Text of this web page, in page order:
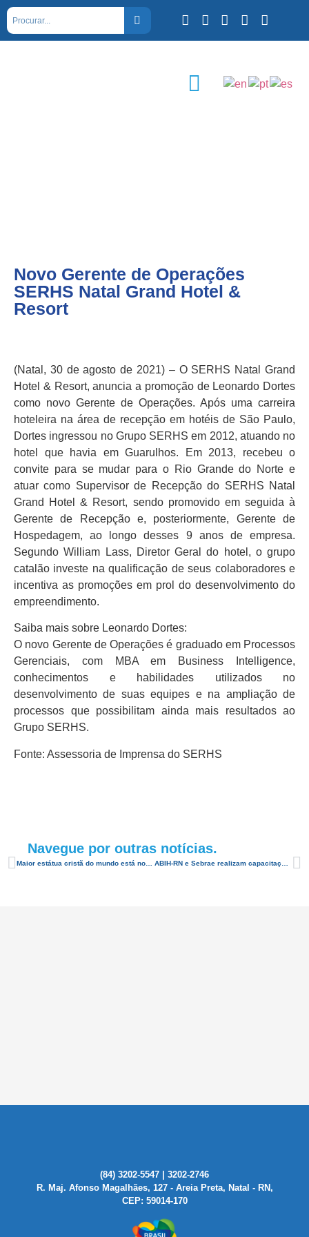
Novo Gerente de Operações
SERHS Natal Grand Hotel &
Resort
(Natal, 30 de agosto de 2021) – O SERHS Natal Grand
Hotel & Resort, anuncia a promoção de Leonardo Dortes
como novo Gerente de Operações. Após uma carreira
hoteleira na área de recepção em hotéis de São Paulo,
Dortes ingressou no Grupo SERHS em 2012, atuando no
hotel que havia em Guarulhos. Em 2013, recebeu o
convite para se mudar para o Rio Grande do Norte e
atuar como Supervisor de Recepção do SERHS Natal
Grand Hotel & Resort, sendo promovido em seguida à
Gerente de Recepção e, posteriormente, Gerente de
Hospedagem, ao longo desses 9 anos de empresa.
Segundo William Lass, Diretor Geral do hotel, o grupo
catalão investe na qualificação de seus colaboradores e
incentiva as promoções em prol do desenvolvimento do
empreendimento.
Saiba mais sobre Leonardo Dortes:
O novo Gerente de Operações é graduado em Processos
Gerenciais, com MBA em Business Intelligence,
conhecimentos e habilidades utilizados no
desenvolvimento de suas equipes e na ampliação de
processos que possibilitam ainda mais resultados ao
Grupo SERHS.
Fonte: Assessoria de Imprensa do SERHS
Navegue por outras notícias.
Maior estátua cristã do mundo está no Brasil, no Rio Grande do Norte ABIH-RN e Sebrae realizam capacitação para LGPD
(84) 3202-5547 | 3202-2746
R. Maj. Afonso Magalhães, 127 - Areia Preta, Natal - RN,
CEP: 59014-170